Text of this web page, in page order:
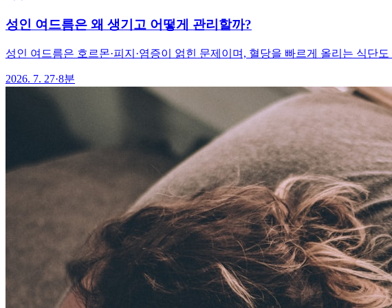
성인 여드름은 왜 생기고 어떻게 관리할까?
성인 여드름은 호르몬·피지·염증이 얽힌 문제이며, 혈당을 빠르게 올리는 식단
2026. 7. 27·8분